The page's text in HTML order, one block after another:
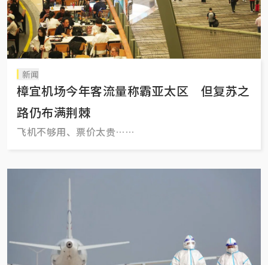
新闻
樟宜机场今年客流量称霸亚太区 但复苏之
路仍布满荆棘
飞机不够用、票价太贵……